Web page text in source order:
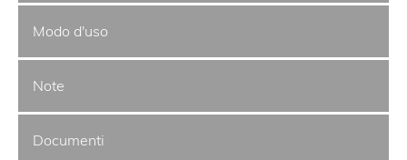
Modo d'uso
Note
Documenti